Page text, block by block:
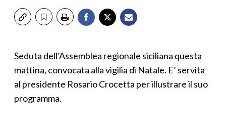
Seduta dell’Assemblea regionale siciliana questa
mattina, convocata alla vigilia di Natale. E’ servita
al presidente Rosario Crocetta per illustrare il suo
programma.